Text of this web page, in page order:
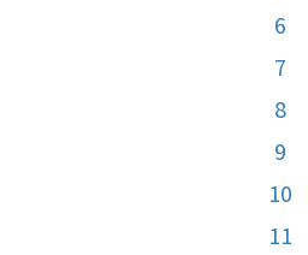
6
7
8
9
10
11